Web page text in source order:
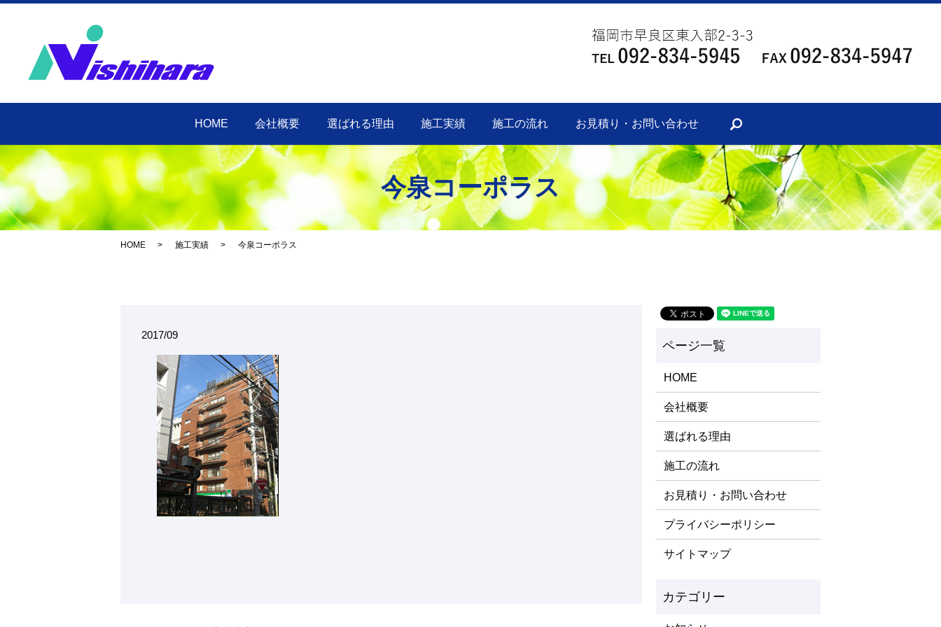
HOME 会社概要 選ばれる理由 施工実績 施工の流れ お見積り・お問い合わせ
今泉コーポラス
HOME 施工実績 今泉コーポラス
2017/09
HOME
会社概要
選ばれる理由
施工の流れ
お見積り・お問い合わせ
プライバシーポリシー
サイトマップ